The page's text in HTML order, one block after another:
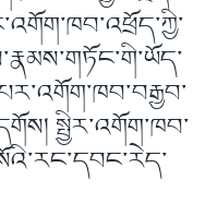
སྤྱིར་འགོག་ཁབ་